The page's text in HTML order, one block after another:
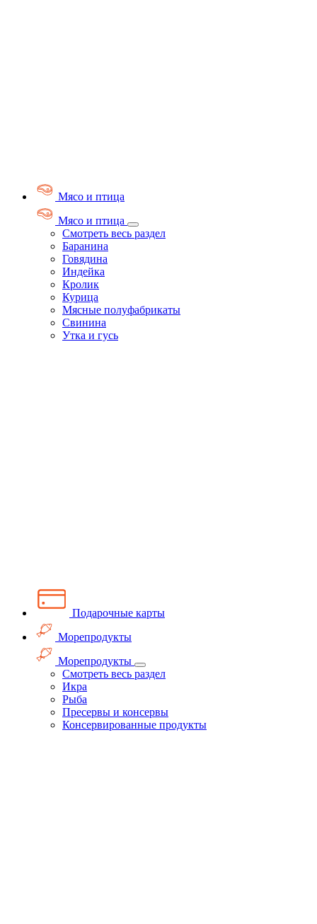
Мясо и птица
Мясо и птица
Смотреть весь раздел
Баранина
Говядина
Индейка
Кролик
Курица
Мясные полуфабрикаты
Свинина
Утка и гусь
Подарочные карты
Морепродукты
Морепродукты
Смотреть весь раздел
Икра
Рыба
Пресервы и консервы
Консервированные продукты